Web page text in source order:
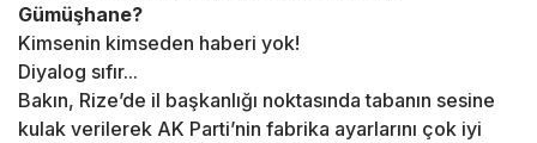
Gümüşhane?
Kimsenin kimseden haberi yok!
Diyalog sıfır...
Bakın, Rize’de il başkanlığı noktasında tabanın sesine
kulak verilerek AK Parti’nin fabrika ayarlarını çok iyi